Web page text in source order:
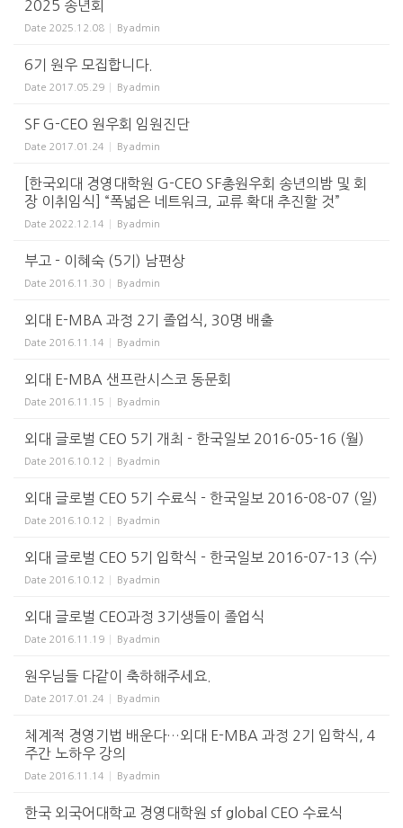
2025 송년회
Date 2025.12.08 Byadmin
6기 원우 모집합니다.
Date 2017.05.29 Byadmin
SF G-CEO 원우회 임원진단
Date 2017.01.24 Byadmin
[한국외대 경영대학원 G-CEO SF총원우회 송년의밤 및 회
장 이취임식] “폭넓은 네트워크, 교류 확대 추진할 것”
Date 2022.12.14 Byadmin
부고 - 이혜숙 (5기) 남편상
Date 2016.11.30 Byadmin
외대 E-MBA 과정 2기 졸업식, 30명 배출
Date 2016.11.14 Byadmin
외대 E-MBA 샌프란시스코 동문회
Date 2016.11.15 Byadmin
외대 글로벌 CEO 5기 개최 - 한국일보 2016-05-16 (월)
Date 2016.10.12 Byadmin
외대 글로벌 CEO 5기 수료식 - 한국일보 2016-08-07 (일)
Date 2016.10.12 Byadmin
외대 글로벌 CEO 5기 입학식 - 한국일보 2016-07-13 (수)
Date 2016.10.12 Byadmin
외대 글로벌 CEO과정 3기생들이 졸업식
Date 2016.11.19 Byadmin
원우님들 다같이 축하해주세요.
Date 2017.01.24 Byadmin
체계적 경영기법 배운다…외대 E-MBA 과정 2기 입학식, 4
주간 노하우 강의
Date 2016.11.14 Byadmin
한국 외국어대학교 경영대학원 sf global CEO 수료식